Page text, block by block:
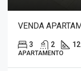
3 2
APARTAMENTO